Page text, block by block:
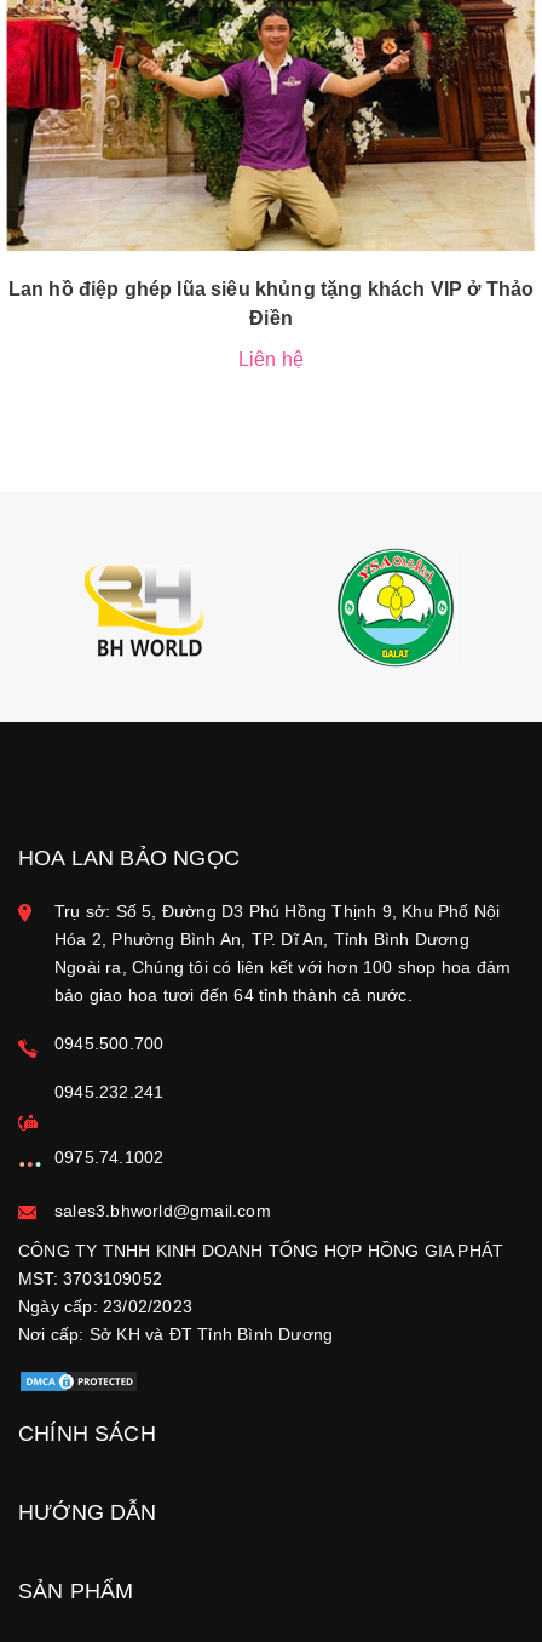
Lan hồ điệp ghép lũa siêu khủng tặng khách VIP ở Thảo
Điền
Liên hệ
HOA LAN BẢO NGỌC
Trụ sở: Số 5, Đường D3 Phú Hồng Thịnh 9, Khu Phố Nội
Hóa 2, Phường Bình An, TP. Dĩ An, Tỉnh Bình Dương
Ngoài ra, Chúng tôi có liên kết với hơn 100 shop hoa đảm
bảo giao hoa tươi đến 64 tỉnh thành cả nước.
0945.500.700
0945.232.241
0975.74.1002
sales3.bhworld@gmail.com
CÔNG TY TNHH KINH DOANH TỔNG HỢP HỒNG GIA PHÁT
MST: 3703109052
Ngày cấp: 23/02/2023
Nơi cấp: Sở KH và ĐT Tỉnh Bình Dương
CHÍNH SÁCH
HƯỚNG DẪN
SẢN PHẨM